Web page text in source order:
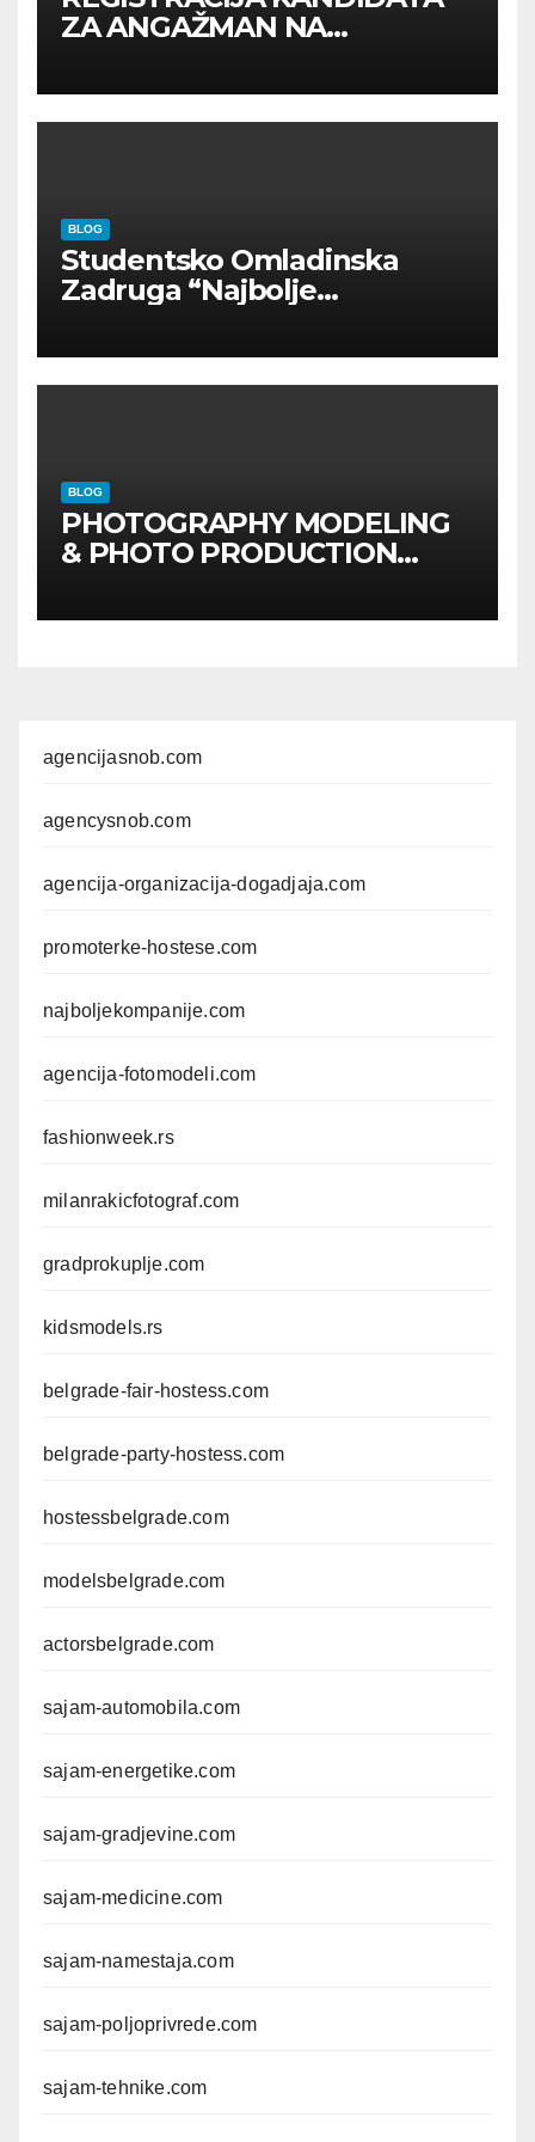
ZA ANGAŽMAN NA
BLOG
Studentsko Omladinska
Zadruga “Najbolje
BLOG
PHOTOGRAPHY MODELING
& PHOTO PRODUCTION
kroz foto modele,
agencijasnob.com
agencysnob.com
agencija-organizacija-dogadjaja.com
promoterke-hostese.com
najboljekompanije.com
agencija-fotomodeli.com
fashionweek.rs
milanrakicfotograf.com
gradprokuplje.com
kidsmodels.rs
belgrade-fair-hostess.com
belgrade-party-hostess.com
hostessbelgrade.com
modelsbelgrade.com
actorsbelgrade.com
sajam-automobila.com
sajam-energetike.com
sajam-gradjevine.com
sajam-medicine.com
sajam-namestaja.com
sajam-poljoprivrede.com
sajam-tehnike.com